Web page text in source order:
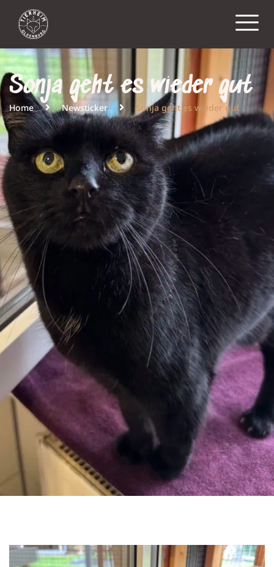
Sonja geht es wieder gut
Home Newsticker Sonja geht es wieder gut